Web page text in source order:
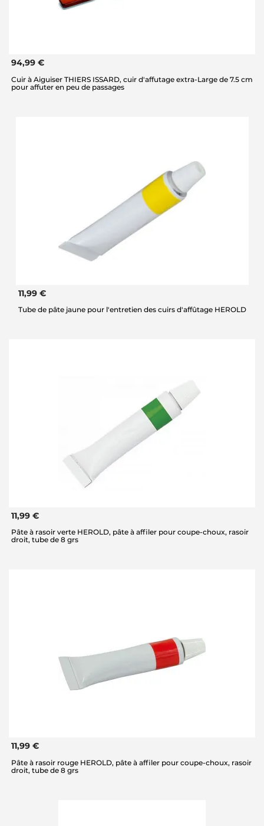
94,99 €
Cuir à Aiguiser THIERS ISSARD, cuir d'affutage extra-Large de 7.5 cm
pour affuter en peu de passages
11,99 €
Tube de pâte jaune pour l'entretien des cuirs d'affûtage HEROLD
11,99 €
Pâte à rasoir verte HEROLD, pâte à affiler pour coupe-choux, rasoir
droit, tube de 8 grs
11,99 €
Pâte à rasoir rouge HEROLD, pâte à affiler pour coupe-choux, rasoir
droit, tube de 8 grs